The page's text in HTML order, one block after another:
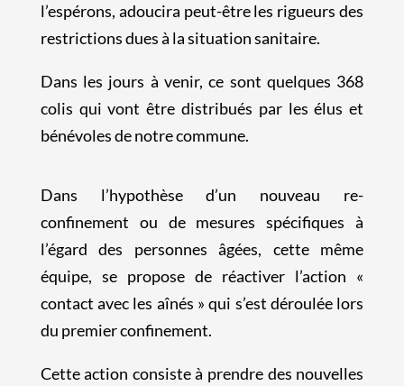
l’espérons, adoucira peut-être les rigueurs des
restrictions dues à la situation sanitaire.
Dans les jours à venir, ce sont quelques 368
colis qui vont être distribués par les élus et
bénévoles de notre commune.
Dans l’hypothèse d’un nouveau re-
confinement ou de mesures spécifiques à
l’égard des personnes âgées, cette même
équipe, se propose de réactiver l’action «
contact avec les aînés » qui s’est déroulée lors
du premier confinement.
Cette action consiste à prendre des nouvelles